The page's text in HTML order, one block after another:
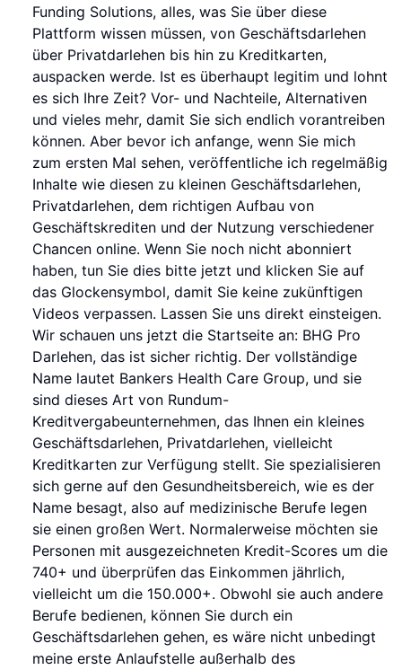
Funding Solutions, alles, was Sie über diese
Plattform wissen müssen, von Geschäftsdarlehen
über Privatdarlehen bis hin zu Kreditkarten,
auspacken werde. Ist es überhaupt legitim und lohnt
es sich Ihre Zeit? Vor- und Nachteile, Alternativen
und vieles mehr, damit Sie sich endlich vorantreiben
können. Aber bevor ich anfange, wenn Sie mich
zum ersten Mal sehen, veröffentliche ich regelmäßig
Inhalte wie diesen zu kleinen Geschäftsdarlehen,
Privatdarlehen, dem richtigen Aufbau von
Geschäftskrediten und der Nutzung verschiedener
Chancen online. Wenn Sie noch nicht abonniert
haben, tun Sie dies bitte jetzt und klicken Sie auf
das Glockensymbol, damit Sie keine zukünftigen
Videos verpassen. Lassen Sie uns direkt einsteigen.
Wir schauen uns jetzt die Startseite an: BHG Pro
Darlehen, das ist sicher richtig. Der vollständige
Name lautet Bankers Health Care Group, und sie
sind dieses Art von Rundum-
Kreditvergabeunternehmen, das Ihnen ein kleines
Geschäftsdarlehen, Privatdarlehen, vielleicht
Kreditkarten zur Verfügung stellt. Sie spezialisieren
sich gerne auf den Gesundheitsbereich, wie es der
Name besagt, also auf medizinische Berufe legen
sie einen großen Wert. Normalerweise möchten sie
Personen mit ausgezeichneten Kredit-Scores um die
740+ und überprüfen das Einkommen jährlich,
vielleicht um die 150.000+. Obwohl sie auch andere
Berufe bedienen, können Sie durch ein
Geschäftsdarlehen gehen, es wäre nicht unbedingt
meine erste Anlaufstelle außerhalb des